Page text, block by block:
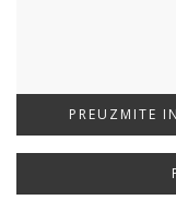
PREUZMITE